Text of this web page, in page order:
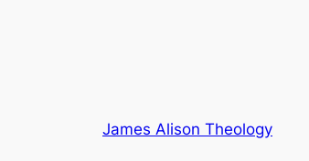
James Alison Theology